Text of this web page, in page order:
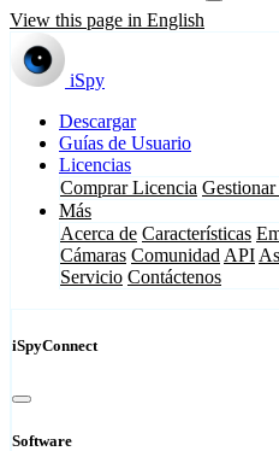
View this page in English
iSpy
Descargar
Guías de Usuario
Licencias
Comprar Licencia
Más
Acerca de Características
Cámaras Comunidad API
Servicio Contáctenos
iSpyConnect
Software